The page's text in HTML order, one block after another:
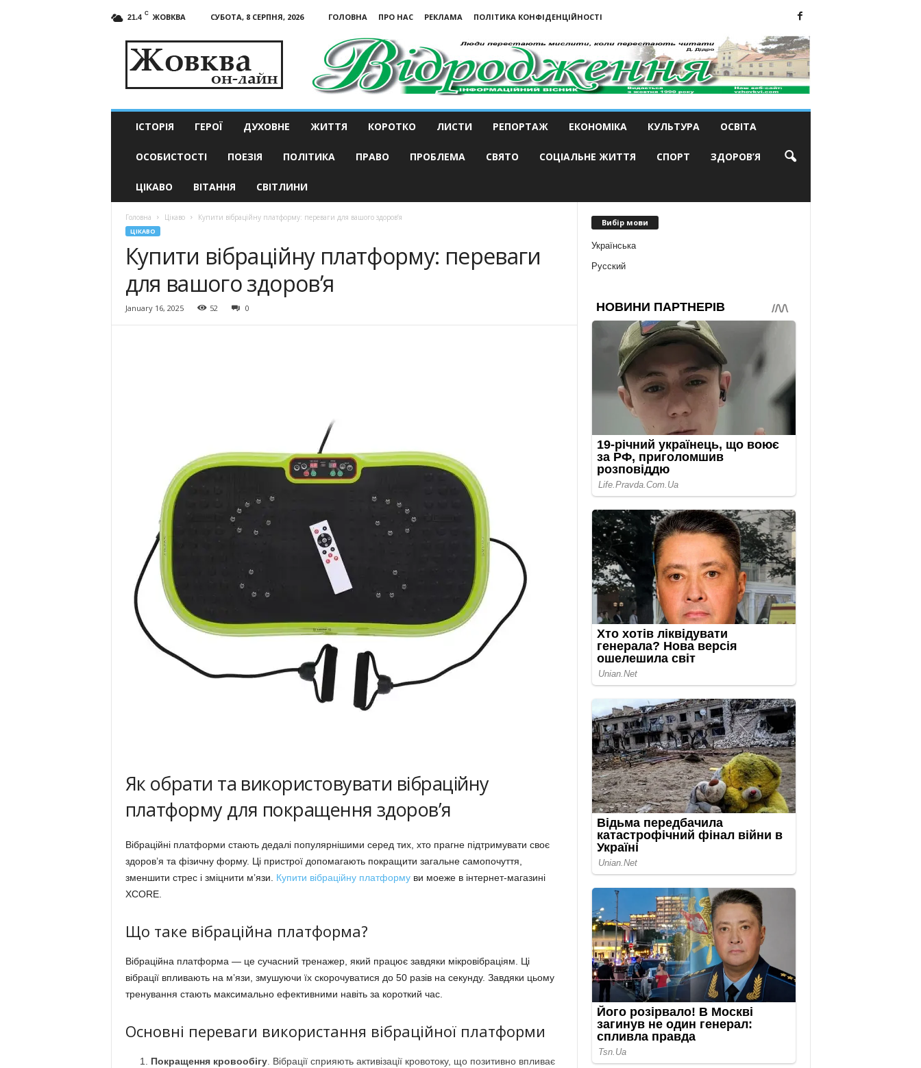
21.4 C ЖОВКВА СУБОТА, 8 СЕРПНЯ, 2026 ГОЛОВНА ПРО НАС РЕКЛАМА
ПОЛІТИКА КОНФІДЕНЦІЙНОСТІ
актуальні
ІСТОРІЯ ГЕРОЇ ДУХОВНЕ ЖИТТЯ КОРОТКО ЛИСТИ РЕПОРТАЖ ЕКОНОМІКА КУЛЬТУРА ОСВІТА
ОСОБИСТОСТІ ПОЕЗІЯ ПОЛІТИКА ПРАВО ПРОБЛЕМА СВЯТО СОЦІАЛЬНЕ ЖИТТЯ СПОРТ ЗДОРОВ’Я
ЦІКАВО ВІТАННЯ СВІТЛИНИ
Головна Цікаво Купити вібраційну платформу: переваги для вашого здоров’я
ЦІКАВО
Купити вібраційну платформу: переваги
для вашого здоров’я
January 16, 2025 52 0
Як обрати та використовувати вібраційну
платформу для покращення здоров’я
Вібраційні платформи стають дедалі популярнішими серед тих, хто прагне підтримувати своє
здоров’я та фізичну форму. Ці пристрої допомагають покращити загальне самопочуття,
зменшити стрес і зміцнити м’язи. Купити вібраційну платформуви моеже в інтернет-магазині
XCORE.
Що таке вібраційна платформа?
Вібраційна платформа — це сучасний тренажер, який працює завдяки мікровібраціям. Ці
вібрації впливають на м’язи, змушуючи їх скорочуватися до 50 разів на секунду. Завдяки цьому
тренування стають максимально ефективними навіть за короткий час.
Основні переваги використання вібраційної платформи
Покращення кровообігу. Вібрації сприяють активізації кровотоку, що позитивно впливає
Вибір мови
Українська
Русский